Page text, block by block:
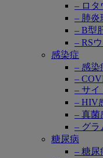
– ロタ
– 肺炎
– B型
– RS
感染症
– 感染
–
– サイ
– HIV
– 真菌
– グラ
糖尿病
– 糖尿